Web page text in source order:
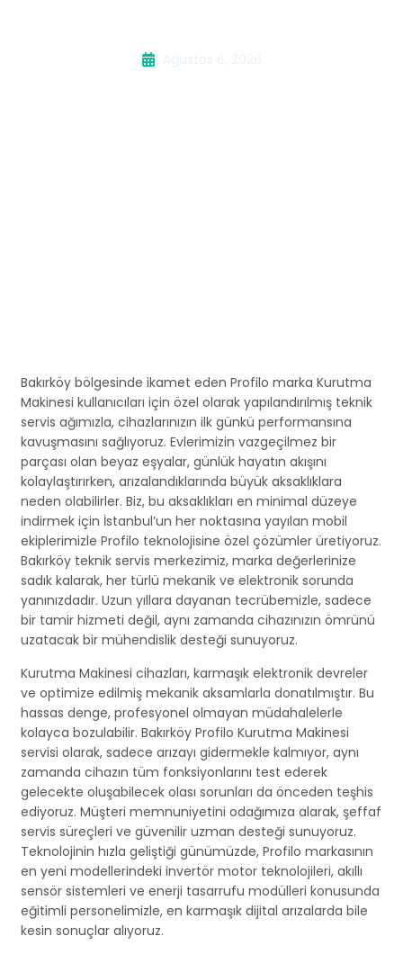
Ağustos 6, 2026
Bakırköy bölgesinde ikamet eden Profilo marka Kurutma
Makinesi kullanıcıları için özel olarak yapılandırılmış teknik
servis ağımızla, cihazlarınızın ilk günkü performansına
kavuşmasını sağlıyoruz. Evlerimizin vazgeçilmez bir
parçası olan beyaz eşyalar, günlük hayatın akışını
kolaylaştırırken, arızalandıklarında büyük aksaklıklara
neden olabilirler. Biz, bu aksaklıkları en minimal düzeye
indirmek için İstanbul’un her noktasına yayılan mobil
ekiplerimizle Profilo teknolojisine özel çözümler üretiyoruz.
Bakırköy teknik servis merkezimiz, marka değerlerinize
sadık kalarak, her türlü mekanik ve elektronik sorunda
yanınızdadır. Uzun yıllara dayanan tecrübemizle, sadece
bir tamir hizmeti değil, aynı zamanda cihazınızın ömrünü
uzatacak bir mühendislik desteği sunuyoruz.
Kurutma Makinesi cihazları, karmaşık elektronik devreler
ve optimize edilmiş mekanik aksamlarla donatılmıştır. Bu
hassas denge, profesyonel olmayan müdahalelerle
kolayca bozulabilir. Bakırköy Profilo Kurutma Makinesi
servisi olarak, sadece arızayı gidermekle kalmıyor, aynı
zamanda cihazın tüm fonksiyonlarını test ederek
gelecekte oluşabilecek olası sorunları da önceden teşhis
ediyoruz. Müşteri memnuniyetini odağımıza alarak, şeffaf
servis süreçleri ve güvenilir uzman desteği sunuyoruz.
Teknolojinin hızla geliştiği günümüzde, Profilo markasının
en yeni modellerindeki invertör motor teknolojileri, akıllı
sensör sistemleri ve enerji tasarrufu modülleri konusunda
eğitimli personelimizle, en karmaşık dijital arızalarda bile
kesin sonuçlar alıyoruz.